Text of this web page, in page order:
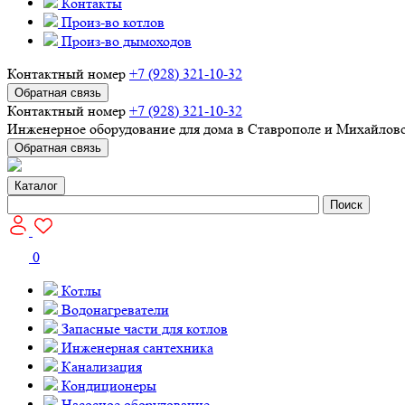
Произ-во котлов
Произ-во дымоходов
Контактный номер +7 (928) 321-10-32
Обратная связь
Контактный номер +7 (928) 321-10-32
Инженерное оборудование для дома в Ставрополе и
Обратная связь
Каталог
Поиск
0
Котлы
Водонагреватели
Запасные части для котлов
Инженерная сантехника
Канализация
Кондиционеры